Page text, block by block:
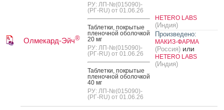
Олмекард-Эйч®
РУ: ЛП-№(015090)-
(РГ-RU) от 01.06.26
Таб­летки, пок­ры­тые
пле­ноч­ной обо­лоч­кой
20 мг
РУ: ЛП-№(015090)-
(РГ-RU) от 01.06.26
Таб­летки, пок­ры­тые
пле­ноч­ной обо­лоч­кой
40 мг
РУ: ЛП-№(015090)-
(РГ-RU) от 01.06.26
HETERO LABS
(Индия)
Произведено:
МАКИЗ-ФАРМА
(Россия) или
HETERO LABS
(Индия)